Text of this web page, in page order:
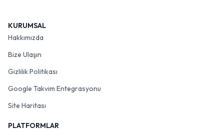
KURUMSAL
Hakkımızda
Bize Ulaşın
Gizlilik Politikası
Google Takvim Entegrasyonu
Site Haritası
PLATFORMLAR